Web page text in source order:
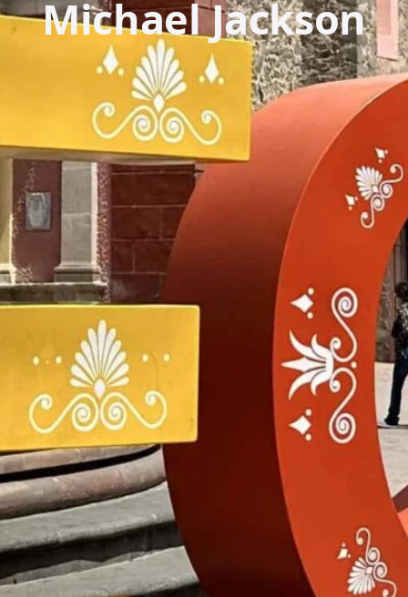
Michael Jackson